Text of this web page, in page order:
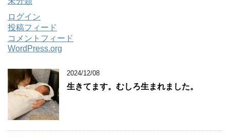
ログイン
投稿フィード
コメントフィード
WordPress.org
2024/12/08
生きてます。むしろ生まれました。